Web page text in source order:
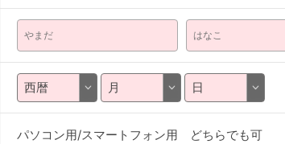
パソコン用/スマートフォン用 どちらでも可